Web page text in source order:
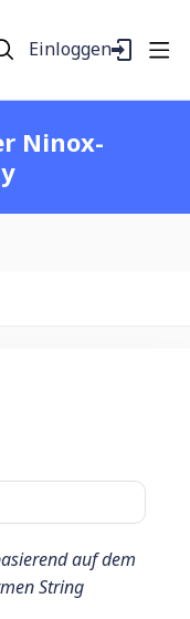
Einloggen
Ninox-
auf dem
String